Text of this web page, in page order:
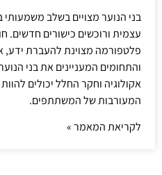
בני הנוער מצויים בשלב
עצמית ורוכשים כישורים חדשים.
פלטפורמה מצוינת להעברת ידע,
והתחומים המעניינים את בני
אקולוגיה וחקר החלל יכולים
המעורבות של המשתתפים.
לקריאת המאמר »